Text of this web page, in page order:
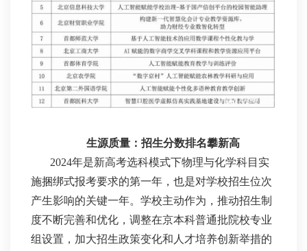
生源质量：招生分数排名攀新高
2024年是新高考选科模式下物理与化学科目实
施捆绑式报考要求的第一年，也是对学校招生位次
产生影响的关键一年。学校主动作为，推动招生制
度不断完善和优化，调整在京本科普通批院校专业
组设置，加大招生政策变化和人才培养创新举措的